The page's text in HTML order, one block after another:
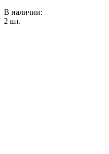
В наличии:
2 шт.